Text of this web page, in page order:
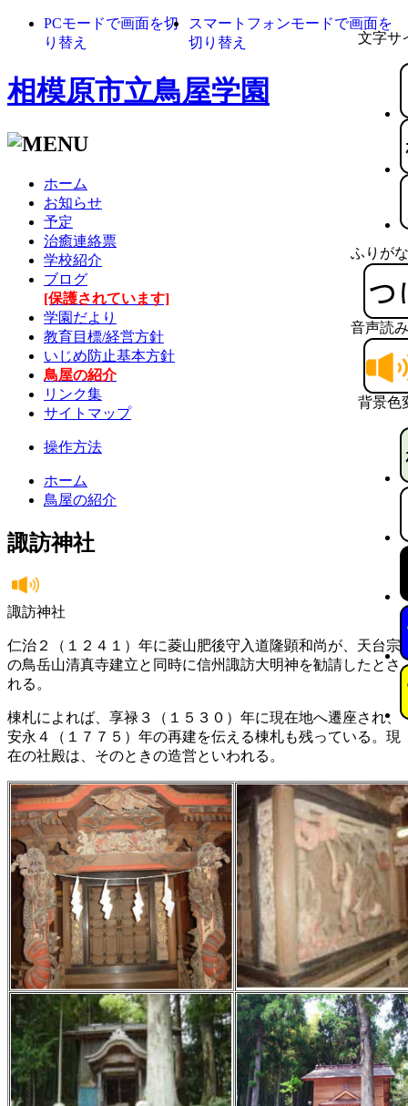
文字サ
ふりが
音声読
背景色
PCモードで画面を切
り替え
スマートフォンモードで画面を
切り替え
相模原市立鳥屋学園
ホーム
お知らせ
予定
治癒連絡票
学校紹介
ブログ
[保護されています]
学園だより
教育目標/経営方針
いじめ防止基本方針
鳥屋の紹介
リンク集
サイトマップ
操作方法
ホーム
鳥屋の紹介
諏訪神社
諏訪神社
仁治２（１２４１）年に菱山肥後守入道隆顕和尚が、天台宗
の鳥岳山清真寺建立と同時に信州諏訪大明神を勧請したとさ
れる。
棟札によれば、享禄３（１５３０）年に現在地へ遷座され、
安永４（１７７５）年の再建を伝える棟札も残っている。現
在の社殿は、そのときの造営といわれる。